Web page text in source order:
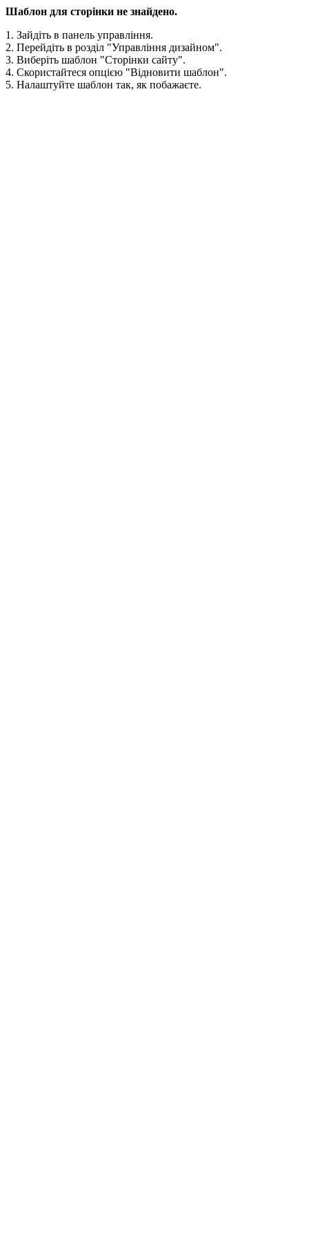
Шаблон для сторінки не знайдено.
1. Зайдіть в панель управління.
2. Перейдіть в розділ "Управління дизайном".
3. Виберіть шаблон "Сторінки сайту".
4. Скористайтеся опцією "Відновити шаблон".
5. Налаштуйте шаблон так, як побажаєте.